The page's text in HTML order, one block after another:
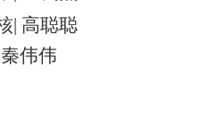
| 高聪聪
伟伟